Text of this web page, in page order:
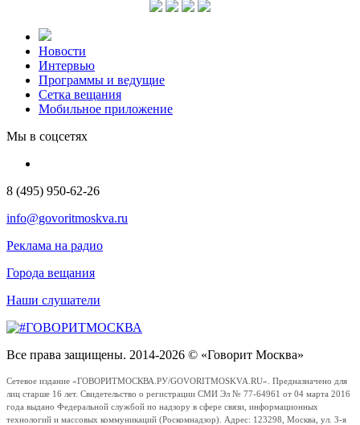
Новости
Интервью
Программы и ведущие
Сетка вещания
Мобильное приложение
Мы в соцсетях
8 (495) 950-62-26
info@govoritmoskva.ru
Реклама на радио
Города вещания
Наши слушатели
Все права защищены. 2014-2026 © «Говорит Москва»
Сетевое издание «ГОВОРИТМОСКВА.РУ/GOVORITMOSKVA.RU». Предназначено для
лиц старше 16 лет. Свидетельство о регистрации СМИ Эл № 77-64961 от 04 марта 2016
года выдано Федеральной службой по надзору в сфере связи, информационных
технологий и массовых коммуникаций (Роскомнадзор). Адрес: 123298, Москва, ул. 3-я